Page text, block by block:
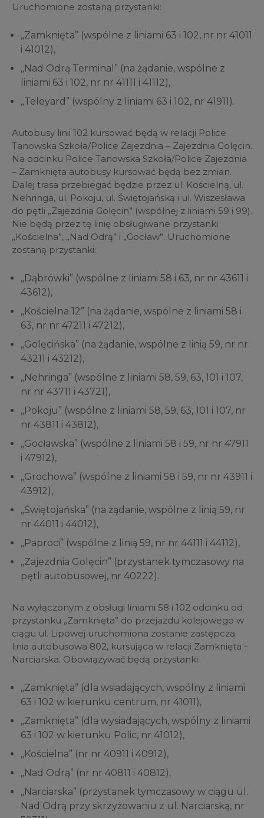
Uruchomione zostaną przystanki:
„Zamknięta” (wspólne z liniami 63 i 102, nr nr 41011
i 41012),
„Nad Odrą Terminal” (na żądanie, wspólne z
liniami 63 i 102, nr nr 41111 i 41112),
„Teleyard” (wspólny z liniami 63 i 102, nr 41911).
Autobusy linii 102 kursować będą w relacji Police
Tanowska Szkoła/Police Zajezdnia – Zajezdnia Golęcin.
Na odcinku Police Tanowska Szkoła/Police Zajezdnia
– Zamknięta autobusy kursować będą bez zmian.
Dalej trasa przebiegać będzie przez ul. Kościelną, ul.
Nehringa, ul. Pokoju, ul. Świętojańską i ul. Wiszesława
do pętli „Zajezdnia Golęcin” (wspólnej z liniami 59 i 99).
Nie będą przez tę linię obsługiwane przystanki
„Kościelna”, „Nad Odrą” i „Gocław”. Uruchomione
zostaną przystanki:
„Dąbrówki” (wspólne z liniami 58 i 63, nr nr 43611 i
43612),
„Kościelna 12” (na żądanie, wspólne z liniami 58 i
63, nr nr 47211 i 47212),
„Golęcińska” (na żądanie, wspólne z linią 59, nr nr
43211 i 43212),
„Nehringa” (wspólne z liniami 58, 59, 63, 101 i 107,
nr nr 43711 i 43721),
„Pokoju” (wspólne z liniami 58, 59, 63, 101 i 107, nr
nr 43811 i 43812),
„Gocławska” (wspólne z liniami 58 i 59, nr nr 47911
i 47912),
„Grochowa” (wspólne z liniami 58 i 59, nr nr 43911 i
43912),
„Świętojańska” (na żądanie, wspólne z linią 59, nr
nr 44011 i 44012),
„Paproci” (wspólne z linią 59, nr nr 44111 i 44112),
„Zajezdnia Golęcin” (przystanek tymczasowy na
pętli autobusowej, nr 40222).
Na wyłączonym z obsługi liniami 58 i 102 odcinku od
przystanku „Zamknięta” do przejazdu kolejowego w
ciągu ul. Lipowej uruchomiona zostanie zastępcza
linia autobusowa 802, kursująca w relacji Zamknięta –
Narciarska. Obowiązywać będą przystanki:
„Zamknięta” (dla wsiadających, wspólny z liniami
63 i 102 w kierunku centrum, nr 41011),
„Zamknięta” (dla wysiadających, wspólny z liniami
63 i 102 w kierunku Polic, nr 41012),
„Kościelna” (nr nr 40911 i 40912),
„Nad Odrą” (nr nr 40811 i 40812),
„Narciarska” (przystanek tymczasowy w ciągu ul.
Nad Odrą przy skrzyżowaniu z ul. Narciarską, nr